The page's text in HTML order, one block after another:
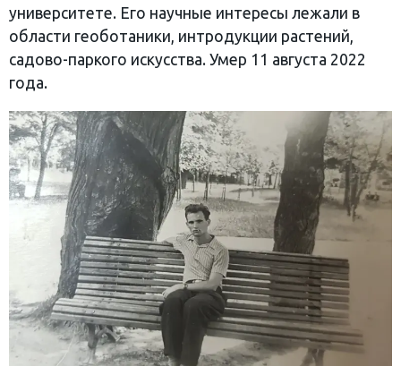
университете. Его научные интересы лежали в
области геоботаники, интродукции растений,
садово-паркого искусства. Умер 11 августа 2022
года.